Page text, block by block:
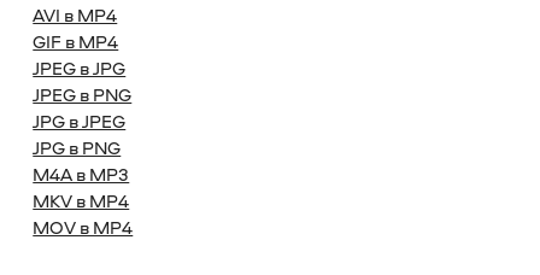
AVI в MP4
GIF в MP4
JPEG в JPG
JPEG в PNG
JPG в JPEG
JPG в PNG
M4A в MP3
MKV в MP4
MOV в MP4